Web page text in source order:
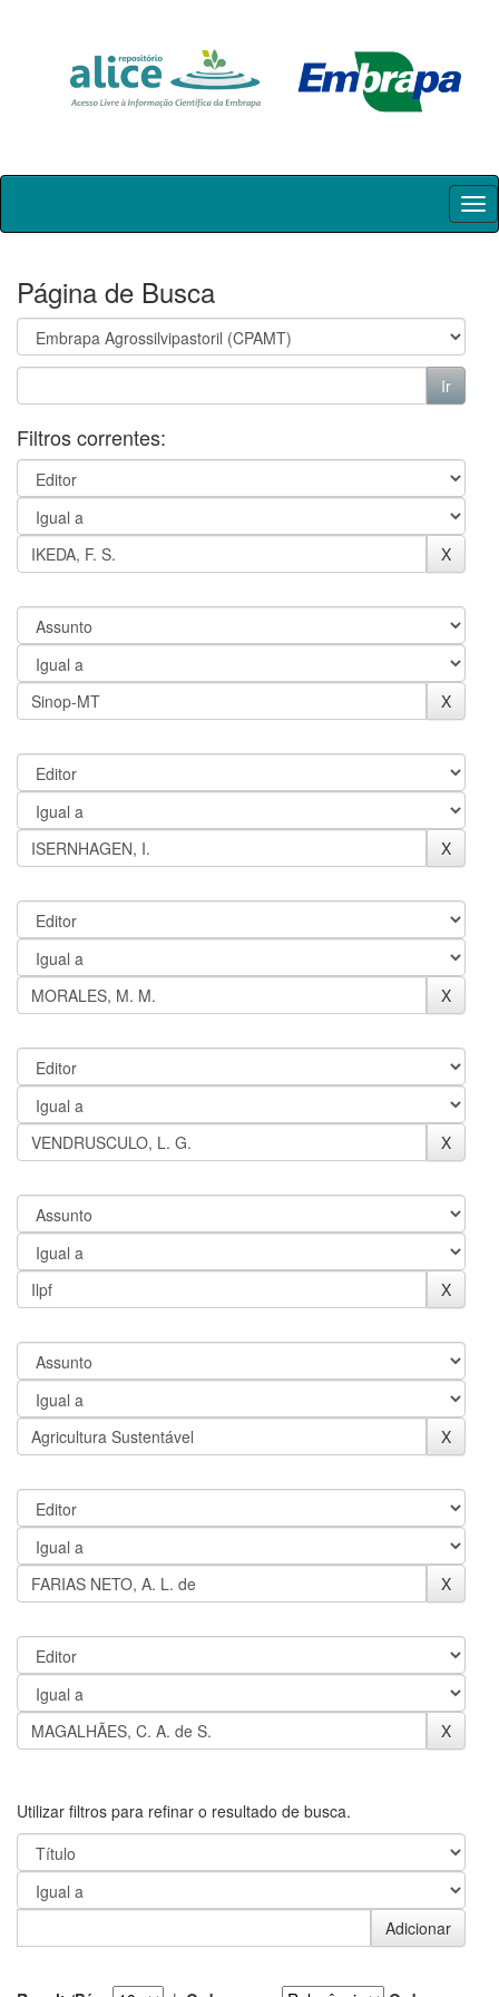
Skip
Página de Busca
Filtros correntes:
Utilizar filtros para refinar o resultado de busca.